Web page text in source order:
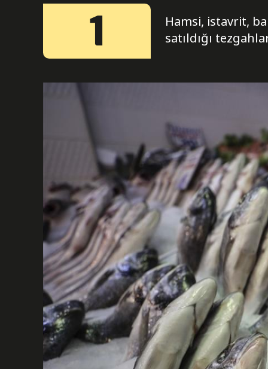
1
Hamsi, istavrit,
satıldığı